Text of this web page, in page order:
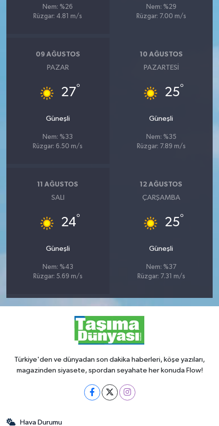
Nem: %26
Rüzgar: 4.81 m/s
Nem: %29
Rüzgar: 7.00 m/s
09 AĞUSTOS
PAZAR
27°
Güneşli
Nem: %33
Rüzgar: 6.50 m/s
10 AĞUSTOS
PAZARTESI
25°
Güneşli
Nem: %35
Rüzgar: 7.89 m/s
11 AĞUSTOS
SALI
24°
Güneşli
Nem: %43
Rüzgar: 5.69 m/s
12 AĞUSTOS
ÇARŞAMBA
25°
Güneşli
Nem: %37
Rüzgar: 7.31 m/s
Türkiye'den ve dünyadan son dakika haberleri, köşe yazıları,
magazinden siyasete, spordan seyahate her konuda Flow!
Hava Durumu